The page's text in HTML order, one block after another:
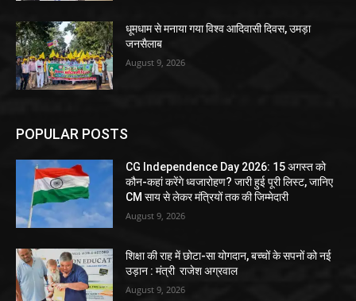
धूमधाम से मनाया गया विश्व आदिवासी दिवस, उमड़ा
जनसैलाब
August 9, 2026
POPULAR POSTS
CG Independence Day 2026: 15 अगस्त को
कौन-कहां करेंगे ध्वजारोहण? जारी हुई पूरी लिस्ट, जानिए
CM साय से लेकर मंत्रियों तक की जिम्मेदारी
August 9, 2026
शिक्षा की राह में छोटा-सा योगदान, बच्चों के सपनों को नई
उड़ान : मंत्री राजेश अग्रवाल
August 9, 2026